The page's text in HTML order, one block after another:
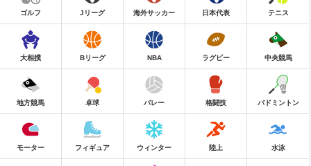
ゴルフ Jリーグ 海外サッカー 日本代表 テニス
大相撲 Bリーグ NBA ラグビー 中央競馬
地方競馬 卓球 バレー 格闘技 バドミントン
モーター フィギュア ウィンター 陸上 水泳